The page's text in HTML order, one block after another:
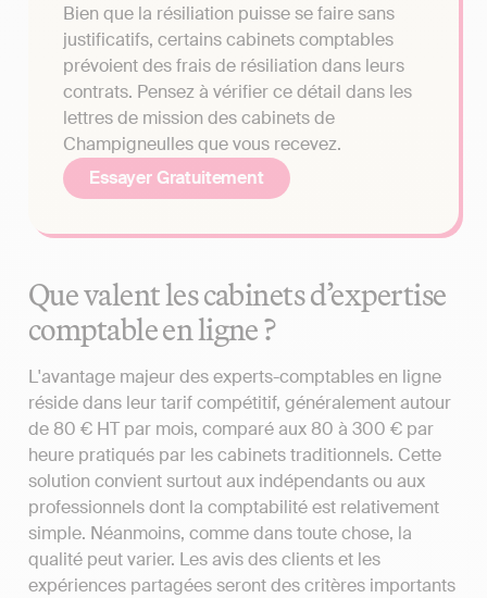
Bien que la résiliation puisse se faire sans
justificatifs, certains cabinets comptables
prévoient des frais de résiliation dans leurs
contrats. Pensez à vérifier ce détail dans les
lettres de mission des cabinets de
Champigneulles que vous recevez.
Essayer Gratuitement
Que valent les cabinets d’expertise
comptable en ligne ?
L'avantage majeur des experts-comptables en ligne
réside dans leur tarif compétitif, généralement autour
de 80 € HT par mois, comparé aux 80 à 300 € par
heure pratiqués par les cabinets traditionnels. Cette
solution convient surtout aux indépendants ou aux
professionnels dont la comptabilité est relativement
simple. Néanmoins, comme dans toute chose, la
qualité peut varier. Les avis des clients et les
expériences partagées seront des critères importants